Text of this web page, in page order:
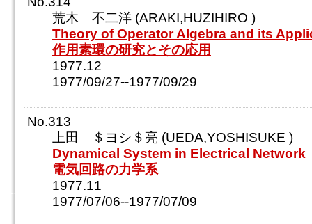
荒木 不二洋 (ARAKI,HUZIHIRO )
Theory of Operator Algebra and its
作用素環の研究とその応用
1977.12
1977/09/27--1977/09/29
No.313
上田 ＄ヨシ＄亮 (UEDA,YOSHISUKE )
Dynamical System in Electrical Network
電気回路の力学系
1977.11
1977/07/06--1977/07/09